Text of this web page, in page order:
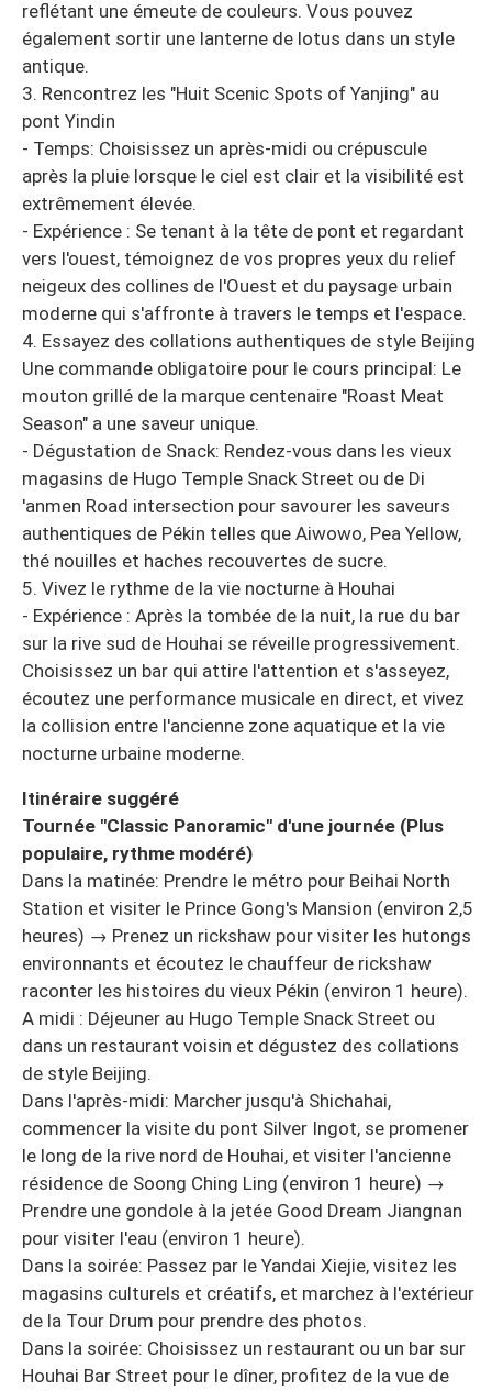
reflétant une émeute de couleurs. Vous pouvez
également sortir une lanterne de lotus dans un style
antique.
3. Rencontrez les "Huit Scenic Spots of Yanjing" au
pont Yindin
- Temps: Choisissez un après-midi ou crépuscule
après la pluie lorsque le ciel est clair et la visibilité est
extrêmement élevée.
- Expérience : Se tenant à la tête de pont et regardant
vers l'ouest, témoignez de vos propres yeux du relief
neigeux des collines de l'Ouest et du paysage urbain
moderne qui s'affronte à travers le temps et l'espace.
4. Essayez des collations authentiques de style Beijing
Une commande obligatoire pour le cours principal: Le
mouton grillé de la marque centenaire "Roast Meat
Season" a une saveur unique.
- Dégustation de Snack: Rendez-vous dans les vieux
magasins de Hugo Temple Snack Street ou de Di
'anmen Road intersection pour savourer les saveurs
authentiques de Pékin telles que Aiwowo, Pea Yellow,
thé nouilles et haches recouvertes de sucre.
5. Vivez le rythme de la vie nocturne à Houhai
- Expérience : Après la tombée de la nuit, la rue du bar
sur la rive sud de Houhai se réveille progressivement.
Choisissez un bar qui attire l'attention et s'asseyez,
écoutez une performance musicale en direct, et vivez
la collision entre l'ancienne zone aquatique et la vie
nocturne urbaine moderne.
Itinéraire suggéré
Tournée "Classic Panoramic" d'une journée (Plus
populaire, rythme modéré)
Dans la matinée: Prendre le métro pour Beihai North
Station et visiter le Prince Gong's Mansion (environ 2,5
heures) → Prenez un rickshaw pour visiter les hutongs
environnants et écoutez le chauffeur de rickshaw
raconter les histoires du vieux Pékin (environ 1 heure).
A midi : Déjeuner au Hugo Temple Snack Street ou
dans un restaurant voisin et dégustez des collations
de style Beijing.
Dans l'après-midi: Marcher jusqu'à Shichahai,
commencer la visite du pont Silver Ingot, se promener
le long de la rive nord de Houhai, et visiter l'ancienne
résidence de Soong Ching Ling (environ 1 heure) →
Prendre une gondole à la jetée Good Dream Jiangnan
pour visiter l'eau (environ 1 heure).
Dans la soirée: Passez par le Yandai Xiejie, visitez les
magasins culturels et créatifs, et marchez à l'extérieur
de la Tour Drum pour prendre des photos.
Dans la soirée: Choisissez un restaurant ou un bar sur
Houhai Bar Street pour le dîner, profitez de la vue de